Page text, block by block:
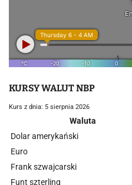
KURSY WALUT NBP
Kurs z dnia: 5 sierpnia 2026
Waluta
Dolar amerykański
Euro
Frank szwajcarski
Funt szterling